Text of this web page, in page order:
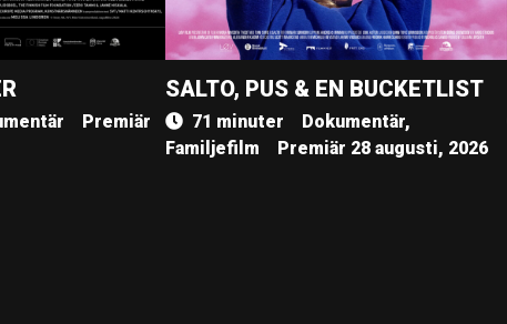
Premiär
SALTO, PUS & EN BUCKETLIST
71 minuter
Dokumentär,
Familjefilm
Premiär 28 augusti, 2026